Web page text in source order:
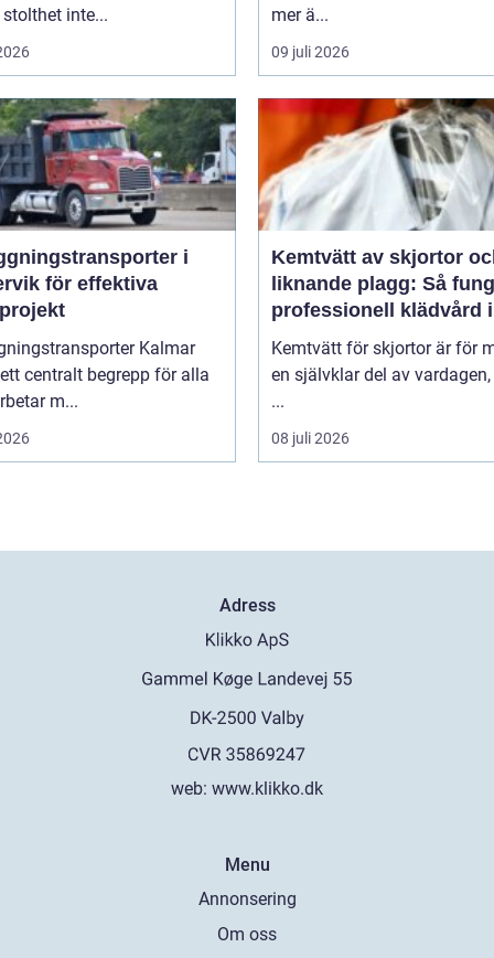
inte...
mer ä...
09 juli 2026
i
för effektiva
Kalmar
centralt begrepp för alla
m...
Kemtvätt av skjortor
liknande plagg: Så
professionell klädvård i
praktiken
Kemtvätt för skjortor är för
en självklar del av
...
08 juli 2026
Adress
web: www.klikko.dk
Menu
Annonsering
Om oss